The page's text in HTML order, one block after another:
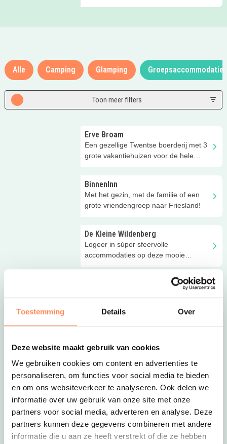
Toestemming Details Over
Deze website maakt gebruik van cookies
We gebruiken cookies om content en advertenties te
personaliseren, om functies voor social media te bieden
en om ons websiteverkeer te analyseren. Ook delen we
informatie over uw gebruik van onze site met onze
partners voor social media, adverteren en analyse. Deze
partners kunnen deze gegevens combineren met andere
informatie die u aan ze heeft verstrekt of die ze hebben
glamping!
Alle Camping Glamping Groepsaccommodatie
Toon meer filters
Erve Broam
Een gezellige Twentse boerderij met 3
grote vakantiehuizen voor de hele
BinnenInn
Met het gezin, met de familie of een
grote vriendengroep naar Friesland!
De Kleine Wildenberg
Logeer in súper sfeervolle
accommodaties op deze mooie
boerderij nabij Deventer
speelboerderij en restaurant!
Kom kalfjes voeren en wandelen met
de alpaca op deze glamping boerderij
in de Betuwe!
Farmhouse de Prikkebosk
Kom slapen in de bedstee en heerlijk
buiten spelen op deze
vakantieboerderij in Friesland!